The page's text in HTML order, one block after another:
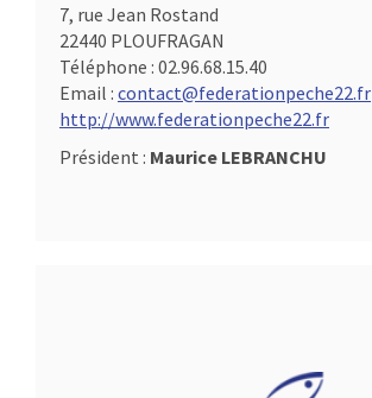
7, rue Jean Rostand
22440 PLOUFRAGAN
Téléphone : 02.96.68.15.40
Email : contact@federationpeche22.fr
http://www.federationpeche22.fr
Président : Maurice LEBRANCHU